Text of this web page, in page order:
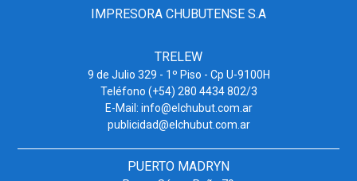
IMPRESORA CHUBUTENSE S.A
TRELEW
9 de Julio 329 - 1º Piso - Cp U-9100H
Teléfono (+54) 280 4434 802/3
E-Mail: info@elchubut.com.ar
publicidad@elchubut.com.ar
PUERTO MADRYN